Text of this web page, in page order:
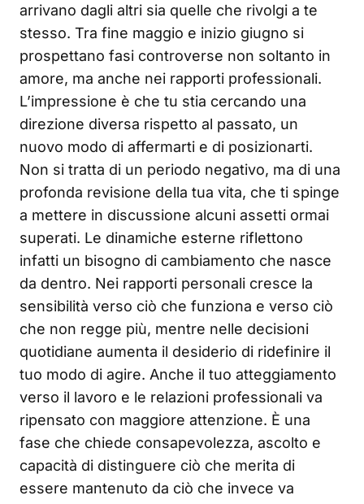
arrivano dagli altri sia quelle che rivolgi a te
stesso. Tra fine maggio e inizio giugno si
prospettano fasi controverse non soltanto in
amore, ma anche nei rapporti professionali.
L’impressione è che tu stia cercando una
direzione diversa rispetto al passato, un
nuovo modo di affermarti e di posizionarti.
Non si tratta di un periodo negativo, ma di una
profonda revisione della tua vita, che ti spinge
a mettere in discussione alcuni assetti ormai
superati. Le dinamiche esterne riflettono
infatti un bisogno di cambiamento che nasce
da dentro. Nei rapporti personali cresce la
sensibilità verso ciò che funziona e verso ciò
che non regge più, mentre nelle decisioni
quotidiane aumenta il desiderio di ridefinire il
tuo modo di agire. Anche il tuo atteggiamento
verso il lavoro e le relazioni professionali va
ripensato con maggiore attenzione. È una
fase che chiede consapevolezza, ascolto e
capacità di distinguere ciò che merita di
essere mantenuto da ciò che invece va